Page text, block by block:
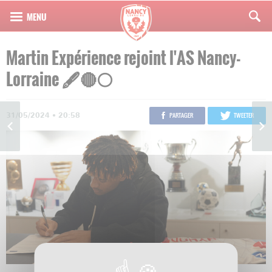
Martin Expérience rejoint l'AS Nancy-
Lorraine 🖋️🔴⚪️
31/05/2024 • 20:58 PARTAGER TWEETER